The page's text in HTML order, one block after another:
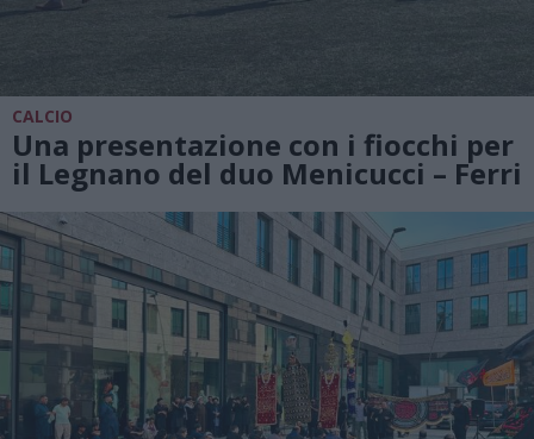
CALCIO
Una presentazione con i fiocchi per
il Legnano del duo Menicucci – Ferri